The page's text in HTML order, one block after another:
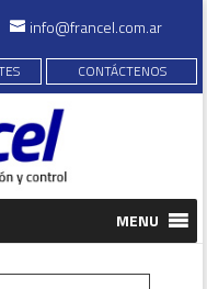
info@francel.com.ar
CONTÁCTENOS
MENU